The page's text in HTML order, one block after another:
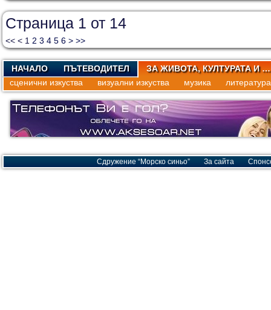
Страница 1 от 14
<< < 1 2 3 4 5 6 > >>
НАЧАЛО ПЪТЕВОДИТЕЛ
ЗА ЖИВОТА, КУЛТУРАТА И …
сценични изкуства
визуални изкуства музика литература
Сдружение “Морско синьо” За сайта